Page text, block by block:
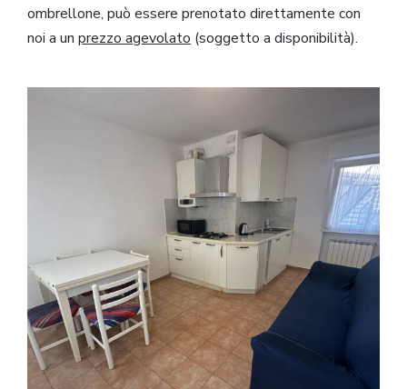
ombrellone, può essere prenotato direttamente con
noi a un prezzo agevolato (soggetto a disponibilità).